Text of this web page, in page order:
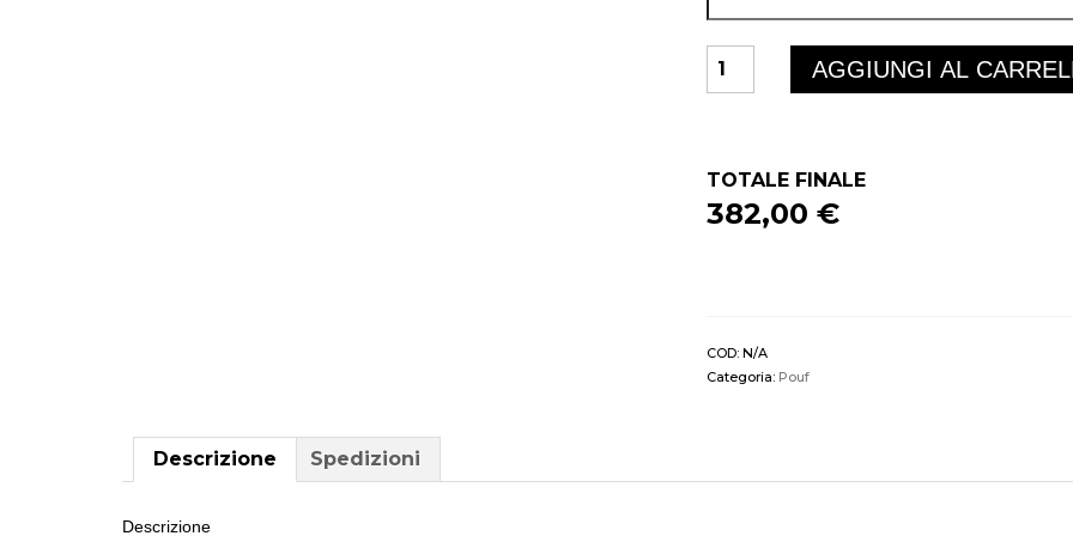
POUF
AGGIUNGI AL
TOTALE FINALE
382,00 €
COD: N/A
Categoria: Pouf
Descrizione Spedizioni
Descrizione